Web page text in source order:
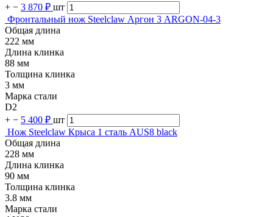
+ − 3 870 ₽ шт
Фронтальный нож Steelclaw Аргон 3 ARGON-04-3
Общая длина
222 мм
Длина клинка
88 мм
Толщина клинка
3 мм
Марка стали
D2
+ − 5 400 ₽ шт
Нож Steelclaw Крыса 1 сталь AUS8 black
Общая длина
228 мм
Длина клинка
90 мм
Толщина клинка
3.8 мм
Марка стали